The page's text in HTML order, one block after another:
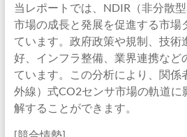
当レポートでは、NDIR（非分散
市場の成長と発展を促進する市場
ています。政府政策や規制、技術
好、インフラ整備、業界連携など
ています。この分析により、関係
外線）式CO2センサ市場の軌道に
解することができます。